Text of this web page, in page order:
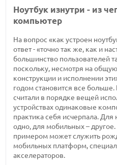
Ноутбук изнутри - из
компьютер
На вопрос «как устроен
ответ - «точно так же, как и
большинство пользователей
поскольку, несмотря на
конструкции и исполнении
годом становится все
считали в порядке вещей
устройствах одинаковые
практика себя исчерпала.
одно, для мобильных –
примером может служить
мобильных платформ,
акселераторов.